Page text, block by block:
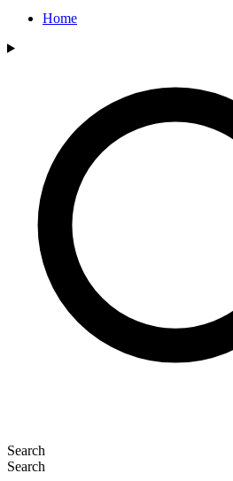
Home
Search
Search